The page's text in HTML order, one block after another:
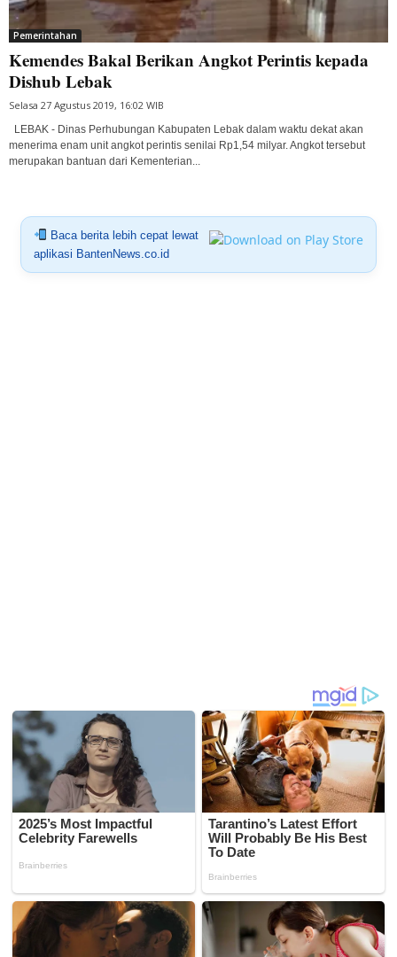
Pemerintahan
Kemendes Bakal Berikan Angkot Perintis kepada
Dishub Lebak
Selasa 27 Agustus 2019, 16:02 WIB
LEBAK - Dinas Perhubungan Kabupaten Lebak dalam waktu dekat akan
menerima enam unit angkot perintis senilai Rp1,54 milyar. Angkot tersebut
merupakan bantuan dari Kementerian...
Baca berita lebih cepat lewat
aplikasi BantenNews.co.id